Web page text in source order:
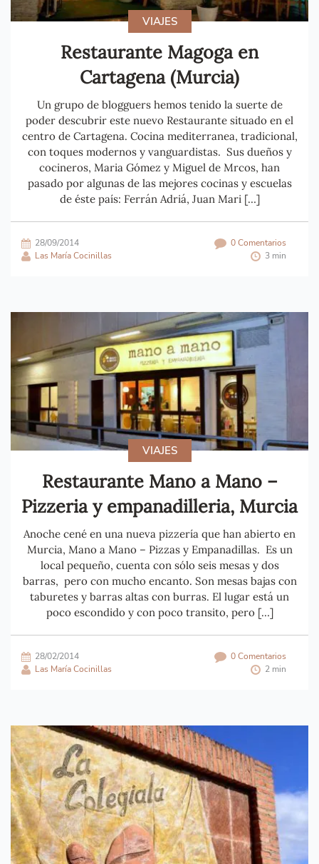
VIAJES
Restaurante Magoga en
Cartagena (Murcia)
Un grupo de blogguers hemos tenido la suerte de
poder descubrir este nuevo Restaurante situado en el
centro de Cartagena. Cocina mediterranea, tradicional,
con toques modernos y vanguardistas. Sus dueños y
cocineros, Maria Gómez y Miguel de Mrcos, han
pasado por algunas de las mejores cocinas y escuelas
de éste país: Ferrán Adriá, Juan Mari […]
28/09/2014
0 Comentarios
Las María Cocinillas
3 min
VIAJES
Restaurante Mano a Mano –
Pizzeria y empanadilleria, Murcia
Anoche cené en una nueva pizzería que han abierto en
Murcia, Mano a Mano – Pizzas y Empanadillas . Es un
local pequeño, cuenta con sólo seis mesas y dos
barras, pero con mucho encanto. Son mesas bajas con
taburetes y barras altas con burras. El lugar está un
poco escondido y con poco transito, pero […]
28/02/2014
0 Comentarios
Las María Cocinillas
2 min